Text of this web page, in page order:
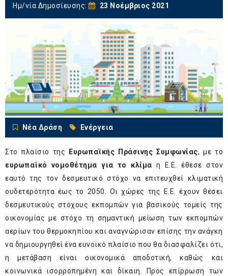
Ημ/νία Δημοσίευσης: 23 Νοέμβριος 2021
Νέα Δράση Ενέργεια
Στο πλαίσιο της Ευρωπαϊκής Πράσινης Συμφωνίας, με το
ευρωπαϊκό νομοθέτημα για το κλίμα η Ε.Ε. έθεσε στον
εαυτό της τον δεσμευτικό στόχο να επιτευχθεί κλιματική
ουδετερότητα έως το 2050. Οι χώρες της Ε.Ε. έχουν θέσει
δεσμευτικούς στόχους εκπομπών για βασικούς τομείς της
οικονομίας με στόχο τη σημαντική μείωση των εκπομπών
αερίων του θερμοκηπίου και αναγνώρισαν επίσης την ανάγκη
να δημιουργηθεί ένα ευνοϊκό πλαίσιο που θα διασφαλίζει ότι,
η μετάβαση είναι οικονομικά αποδοτική, καθώς και
κοινωνικά ισορροπημένη και δίκαιη. Προς επίρρωση των